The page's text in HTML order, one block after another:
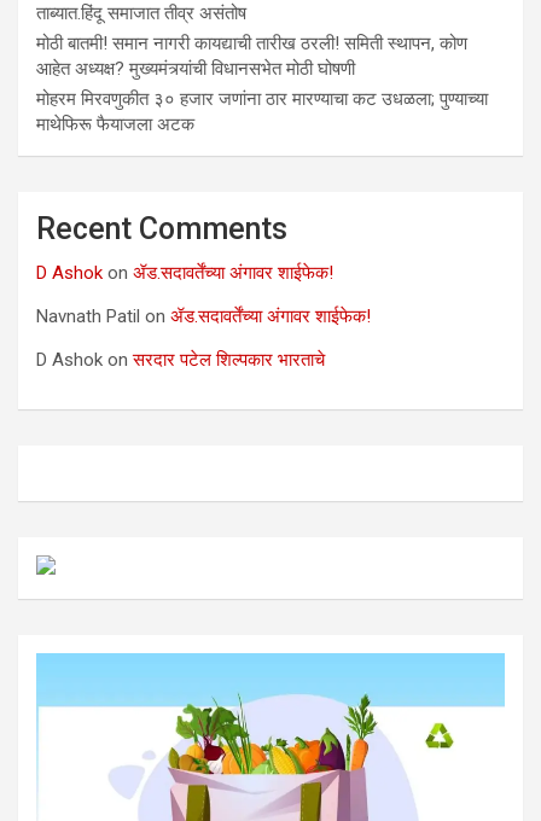
ताब्यात.हिंदू समाजात तीव्र असंतोष
मोठी बातमी! समान नागरी कायद्याची तारीख ठरली! समिती स्थापन, कोण
आहेत अध्यक्ष? मुख्यमंत्र्यांची विधानसभेत मोठी घोषणी
मोहरम मिरवणुकीत ३० हजार जणांना ठार मारण्‍याचा कट उधळला; पुण्‍याच्‍या
माथेफिरू फैयाजला अटक
Recent Comments
D Ashok on ॲड.सदावर्तेंच्या अंगावर शाईफेक!
Navnath Patil on ॲड.सदावर्तेंच्या अंगावर शाईफेक!
D Ashok onसरदार पटेल शिल्पकार भारताचे